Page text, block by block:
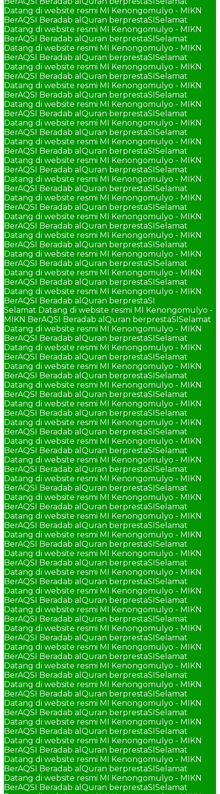
Datang di website resmi MI Kenongomulyo - MIKN
BerAQSI Beradab alQuran berprestaSISelamat
Datang di website resmi MI Kenongomulyo - MIKN
BerAQSI Beradab alQuran berprestaSISelamat
Datang di website resmi MI Kenongomulyo - MIKN
BerAQSI Beradab alQuran berprestaSISelamat
Datang di website resmi MI Kenongomulyo - MIKN
BerAQSI Beradab alQuran berprestaSISelamat
Datang di website resmi MI Kenongomulyo - MIKN
BerAQSI Beradab alQuran berprestaSISelamat
Datang di website resmi MI Kenongomulyo - MIKN
BerAQSI Beradab alQuran berprestaSISelamat
Datang di website resmi MI Kenongomulyo - MIKN
BerAQSI Beradab alQuran berprestaSISelamat
Datang di website resmi MI Kenongomulyo - MIKN
BerAQSI Beradab alQuran berprestaSISelamat
Datang di website resmi MI Kenongomulyo - MIKN
BerAQSI Beradab alQuran berprestaSISelamat
Datang di website resmi MI Kenongomulyo - MIKN
BerAQSI Beradab alQuran berprestaSISelamat
Datang di website resmi MI Kenongomulyo - MIKN
BerAQSI Beradab alQuran berprestaSISelamat
Datang di website resmi MI Kenongomulyo - MIKN
BerAQSI Beradab alQuran berprestaSISelamat
Datang di website resmi MI Kenongomulyo - MIKN
BerAQSI Beradab alQuran berprestaSISelamat
Datang di website resmi MI Kenongomulyo - MIKN
BerAQSI Beradab alQuran berprestaSISelamat
Datang di website resmi MI Kenongomulyo - MIKN
BerAQSI Beradab alQuran berprestaSISelamat
Datang di website resmi MI Kenongomulyo - MIKN
BerAQSI Beradab alQuran berprestaSI
Selamat Datang di website resmi MI Kenongomulyo -
MIKN BerAQSI Beradab alQuran berprestaSISelamat
Datang di website resmi MI Kenongomulyo - MIKN
BerAQSI Beradab alQuran berprestaSISelamat
Datang di website resmi MI Kenongomulyo - MIKN
BerAQSI Beradab alQuran berprestaSISelamat
Datang di website resmi MI Kenongomulyo - MIKN
BerAQSI Beradab alQuran berprestaSISelamat
Datang di website resmi MI Kenongomulyo - MIKN
BerAQSI Beradab alQuran berprestaSISelamat
Datang di website resmi MI Kenongomulyo - MIKN
BerAQSI Beradab alQuran berprestaSISelamat
Datang di website resmi MI Kenongomulyo - MIKN
BerAQSI Beradab alQuran berprestaSISelamat
Datang di website resmi MI Kenongomulyo - MIKN
BerAQSI Beradab alQuran berprestaSISelamat
Datang di website resmi MI Kenongomulyo - MIKN
BerAQSI Beradab alQuran berprestaSISelamat
Datang di website resmi MI Kenongomulyo - MIKN
BerAQSI Beradab alQuran berprestaSISelamat
Datang di website resmi MI Kenongomulyo - MIKN
BerAQSI Beradab alQuran berprestaSISelamat
Datang di website resmi MI Kenongomulyo - MIKN
BerAQSI Beradab alQuran berprestaSISelamat
Datang di website resmi MI Kenongomulyo - MIKN
BerAQSI Beradab alQuran berprestaSISelamat
Datang di website resmi MI Kenongomulyo - MIKN
BerAQSI Beradab alQuran berprestaSISelamat
Datang di website resmi MI Kenongomulyo - MIKN
BerAQSI Beradab alQuran berprestaSISelamat
Datang di website resmi MI Kenongomulyo - MIKN
BerAQSI Beradab alQuran berprestaSISelamat
Datang di website resmi MI Kenongomulyo - MIKN
BerAQSI Beradab alQuran berprestaSISelamat
Datang di website resmi MI Kenongomulyo - MIKN
BerAQSI Beradab alQuran berprestaSISelamat
Datang di website resmi MI Kenongomulyo - MIKN
BerAQSI Beradab alQuran berprestaSISelamat
Datang di website resmi MI Kenongomulyo - MIKN
BerAQSI Beradab alQuran berprestaSISelamat
Datang di website resmi MI Kenongomulyo - MIKN
BerAQSI Beradab alQuran berprestaSISelamat
Datang di website resmi MI Kenongomulyo - MIKN
BerAQSI Beradab alQuran berprestaSISelamat
Datang di website resmi MI Kenongomulyo - MIKN
BerAQSI Beradab alQuran berprestaSISelamat
Datang di website resmi MI Kenongomulyo - MIKN
BerAQSI Beradab alQuran berprestaSISelamat
Datang di website resmi MI Kenongomulyo - MIKN
BerAQSI Beradab alQuran berprestaSISelamat
Datang di website resmi MI Kenongomulyo - MIKN
BerAQSI Beradab alQuran berprestaSISelamat